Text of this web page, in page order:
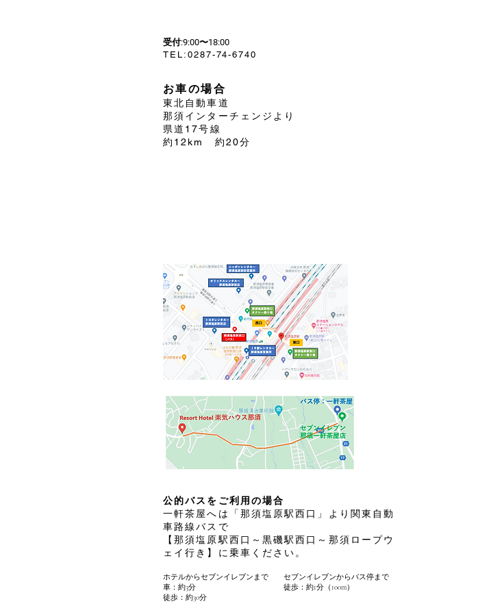
受付:9:00〜18:00
​TEL:0287-74-6740
お車の場合
東北自動車道
那須インターチェンジより
県道17号線
約12km 約20分
公的バスをご利用の場合
一軒茶屋へは「那須塩原駅西口」より関東自動
車路線バスで
【那須塩原駅西口～黒磯駅西口～那須ロープウ
ェイ行き】に乗車ください。
セブンイレブンからバス停まで
徒歩：約1分（100m）
ホテルからセブンイレブンまで
車：約3分
徒歩：約30分